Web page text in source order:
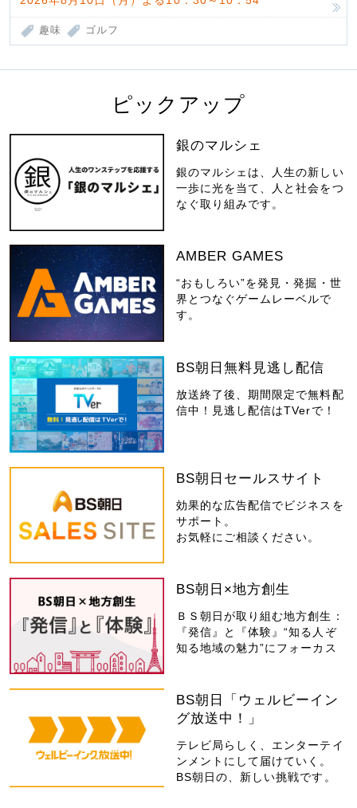
趣味 ゴルフ
ピックアップ
銀のマルシェ
銀のマルシェは、人生の新しい
一歩に光を当て、人と社会をつ
なぐ取り組みです。
AMBER GAMES
“おもしろい”を発見・発掘・世
界とつなぐゲームレーベルで
す。
BS朝日無料見逃し配信
放送終了後、期間限定で無料配
信中！見逃し配信はTVerで！
BS朝日セールスサイト
効果的な広告配信でビジネスを
サポート。
お気軽にご相談ください。
BS朝日×地方創生
ＢＳ朝日が取り組む地方創生：
『発信』と『体験』“知る人ぞ
知る地域の魅力”にフォーカス
BS朝日「ウェルビーイン
グ放送中！」
テレビ局らしく、エンターテイ
ンメントにして届けていく。
BS朝日の、新しい挑戦です。